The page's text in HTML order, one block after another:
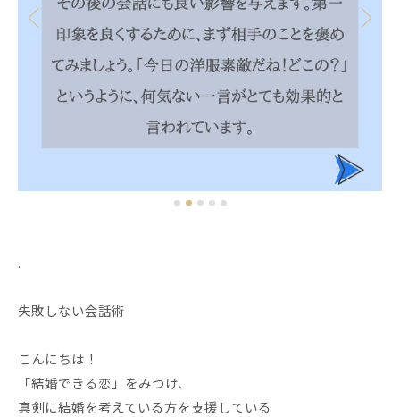
.
失敗しない会話術
こんにちは！
「結婚できる恋」をみつけ、
真剣に結婚を考えている方を支援している